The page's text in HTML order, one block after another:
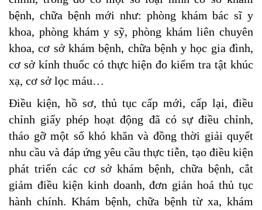
bệnh, chữa bệnh mới như: phòng khám bác sĩ y
khoa, phòng khám y sỹ, phòng khám liên chuyên
khoa, cơ sở khám bệnh, chữa bệnh y học gia đình,
cơ sở kính thuốc có thực hiện đo kiểm tra tật khúc
xạ, cơ sở lọc máu…
Điều kiện, hồ sơ, thủ tục cấp mới, cấp lại, điều
chỉnh giấy phép hoạt động đã có sự điều chỉnh,
tháo gỡ một số khó khăn và đồng thời giải quyết
nhu cầu và đáp ứng yêu cầu thực tiễn, tạo điều kiện
phát triển các cơ sở khám bệnh, chữa bệnh, cắt
giảm điều kiện kinh doanh, đơn giản hoá thủ tục
hành chính. Khám bệnh, chữa bệnh từ xa, khám